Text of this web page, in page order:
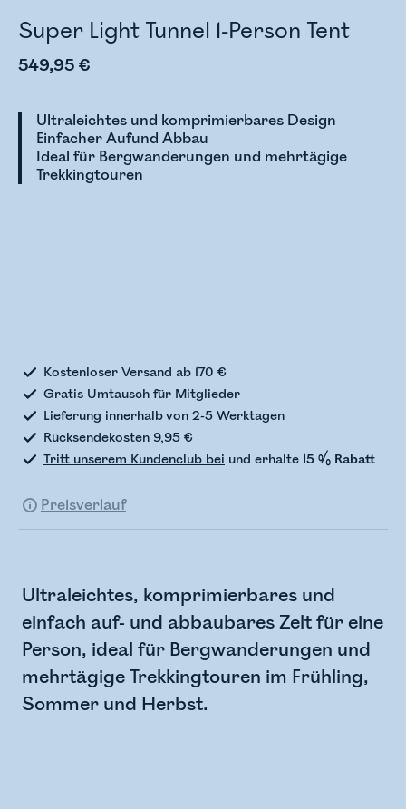
Super Light Tunnel 1-Person Tent
549,95 €
Ultraleichtes und komprimierbares Design
Einfacher Aufund Abbau
Ideal für Bergwanderungen und mehrtägige
Trekkingtouren
Kostenloser Versand ab 170 €
Gratis Umtausch für Mitglieder
Lieferung innerhalb von 2-5 Werktagen
Rücksendekosten 9,95 €
Tritt unserem Kundenclub bei und erhalte 15 % Rabatt
Preisverlauf
Ultraleichtes, komprimierbares und
einfach auf- und abbaubares Zelt für eine
Person, ideal für Bergwanderungen und
mehrtägige Trekkingtouren im Frühling,
Sommer und Herbst.